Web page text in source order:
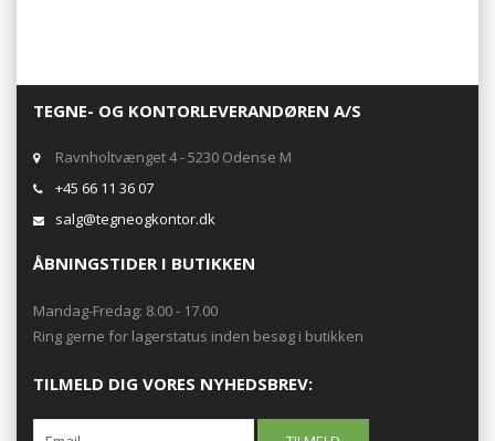
TEGNE- OG KONTORLEVERANDØREN A/S
Ravnholtvænget 4 - 5230 Odense M
+45 66 11 36 07
salg@tegneogkontor.dk
ÅBNINGSTIDER I BUTIKKEN
Mandag-Fredag: 8.00 - 17.00
Ring gerne for lagerstatus inden besøg i butikken
TILMELD DIG VORES NYHEDSBREV: